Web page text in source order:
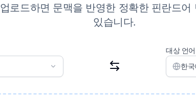
로드하면 문맥을 반영한 정확한 핀란드
있습니다.
대상 언어
한